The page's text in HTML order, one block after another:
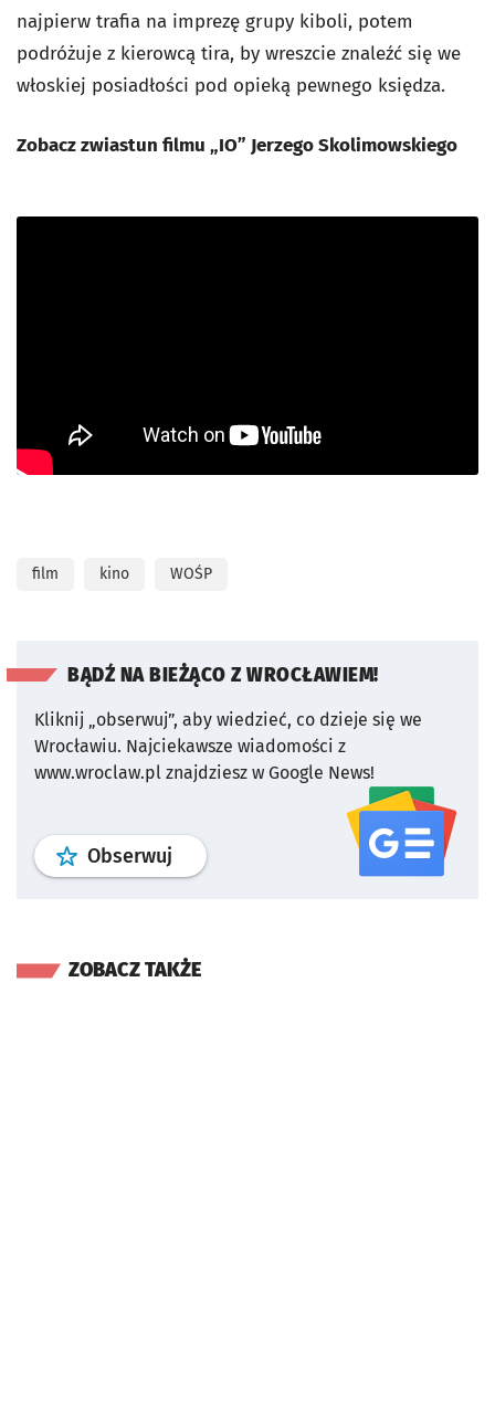
najpierw trafia na imprezę grupy kiboli, potem
podróżuje z kierowcą tira, by wreszcie znaleźć się we
włoskiej posiadłości pod opieką pewnego księdza.
Zobacz zwiastun filmu „IO” Jerzego Skolimowskiego
film kino WOŚP
BĄDŹ NA BIEŻĄCO Z WROCŁAWIEM!
Kliknij „obserwuj”, aby wiedzieć, co dzieje się we
Wrocławiu. Najciekawsze wiadomości z
www.wroclaw.pl znajdziesz w Google News!
Obserwuj profil serwisu
ZOBACZ TAKŻE